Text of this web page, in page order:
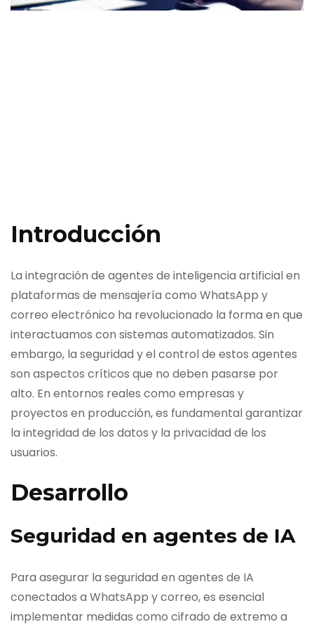
Introducción
La integración de agentes de inteligencia artificial en
plataformas de mensajería como WhatsApp y
correo electrónico ha revolucionado la forma en que
interactuamos con sistemas automatizados. Sin
embargo, la seguridad y el control de estos agentes
son aspectos críticos que no deben pasarse por
alto. En entornos reales como empresas y
proyectos en producción, es fundamental garantizar
la integridad de los datos y la privacidad de los
usuarios.
Desarrollo
Seguridad en agentes de IA
Para asegurar la seguridad en agentes de IA
conectados a WhatsApp y correo, es esencial
implementar medidas como cifrado de extremo a